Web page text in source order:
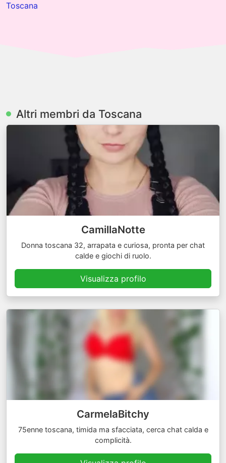
Toscana
Altri membri da Toscana
CamillaNotte
Donna toscana 32, arrapata e curiosa, pronta per chat
calde e giochi di ruolo.
Visualizza profilo
CarmelaBitchy
75enne toscana, timida ma sfacciata, cerca chat calda e
complicità.